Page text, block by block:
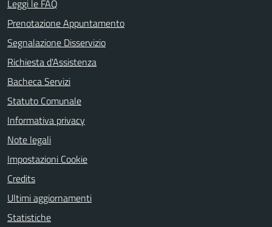
Leggi le FAQ
Prenotazione Appuntamento
Segnalazione Disservizio
Richiesta d'Assistenza
Bacheca Servizi
Statuto Comunale
Informativa privacy
Note legali
Impostazioni Cookie
Credits
Ultimi aggiornamenti
Statistiche